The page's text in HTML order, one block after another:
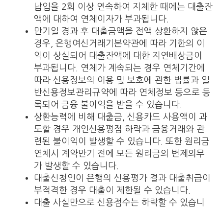
납입을 2회 이상 연속하여 지체한 때에는 대출잔
액에 대하여 연체이자가 부과됩니다.
만기일 경과 후 대출금액을 전액 상환하지 않은
경우, 은행여신거래기본약관에 따라 기한의 이
익이 상실되어 대출잔액에 대한 지연배상금이
부과됩니다. 연체가 계속되는 경우 연체기간에
따라 신용정보의 이용 및 보호에 관한 법률과 일
반신용정보관리규약에 따라 연체정보 등으로 등
록되어 금융 불이익을 받을 수 있습니다.
상환능력에 비해 대출금, 신용카드 사용액이 과
도할 경우 개인신용평점 하락과 금융거래와 관
련된 불이익이 발생할 수 있습니다. 또한 원리금
연체시 계약만기 전에 모든 원리금의 변제의무
가 발생할 수 있습니다.
대출신청인이 은행의 신용평가 결과 대출취급이
부적격한 경우 대출이 제한될 수 있습니다.
대출 사실만으로 신용점수는 하락할 수 있습니